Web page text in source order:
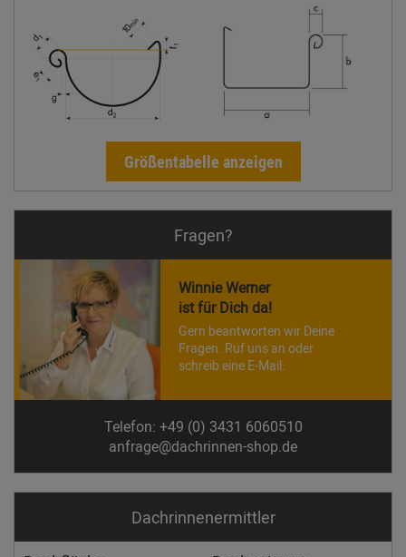
Größentabelle anzeigen
Fragen?
Winnie Werner
ist für Dich da!
Gern beantworten wir Deine
Fragen. Ruf uns an oder
schreib eine E-Mail.
Telefon: +49 (0) 3431 6060510
anfrage@dachrinnen-shop.de
Dachrinnen­ermittler